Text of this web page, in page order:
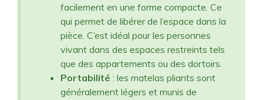
facilement en une forme compacte. Ce
qui permet de libérer de l’espace dans la
pièce. C’est idéal pour les personnes
vivant dans des espaces restreints tels
que des appartements ou des dortoirs.
Portabilité : les matelas pliants sont
généralement légers et munis de